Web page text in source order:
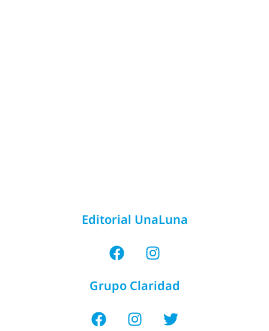
Editorial UnaLuna
Grupo Claridad